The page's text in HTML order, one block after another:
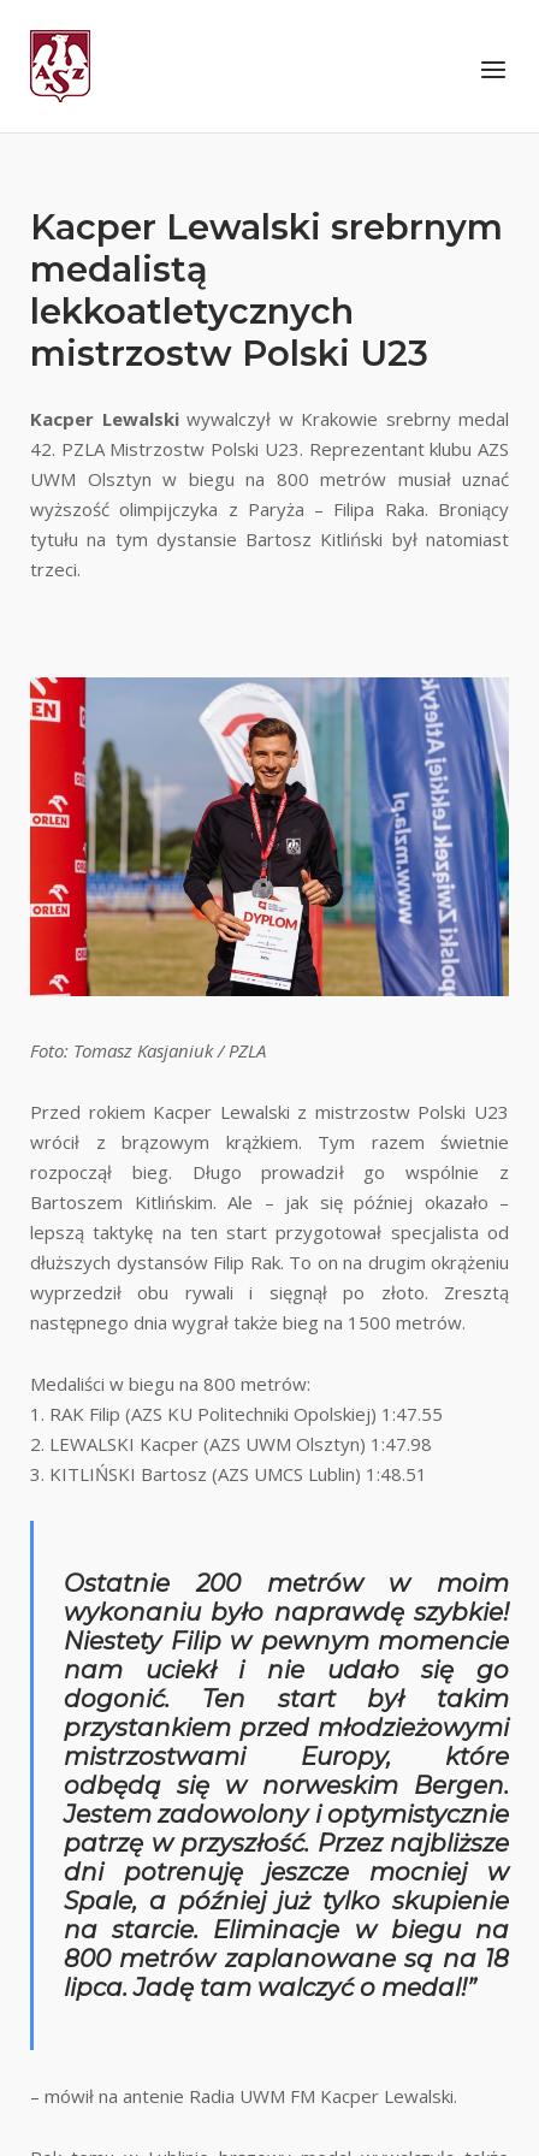
content
Home
Menu
Kacper Lewalski srebrnym
medalistą
lekkoatletycznych
mistrzostw Polski U23
Kacper Lewalskiwywalczył w Krakowie srebrny medal
42. PZLA Mistrzostw Polski U23. Reprezentant klubu AZS
UWM Olsztyn w biegu na 800 metrów musiał uznać
wyższość olimpijczyka z Paryża – Filipa Raka. Broniący
tytułu na tym dystansie Bartosz Kitliński był natomiast
trzeci.
Foto: Tomasz Kasjaniuk / PZLA
Przed rokiem Kacper Lewalski z mistrzostw Polski U23
wrócił z brązowym krążkiem. Tym razem świetnie
rozpoczął bieg. Długo prowadził go wspólnie z
Bartoszem Kitlińskim. Ale – jak się później okazało –
lepszą taktykę na ten start przygotował specjalista od
dłuższych dystansów Filip Rak. To on na drugim okrążeniu
wyprzedził obu rywali i sięgnął po złoto. Zresztą
następnego dnia wygrał także bieg na 1500 metrów.
Medaliści w biegu na 800 metrów:
1. RAK Filip (AZS KU Politechniki Opolskiej) 1:47.55
2. LEWALSKI Kacper (AZS UWM Olsztyn) 1:47.98
3. KITLIŃSKI Bartosz (AZS UMCS Lublin) 1:48.51
Ostatnie 200 metrów w moim
wykonaniu było naprawdę szybkie!
Niestety Filip w pewnym momencie
nam uciekł i nie udało się go
dogonić. Ten start był takim
przystankiem przed młodzieżowymi
mistrzostwami Europy, które
odbędą się w norweskim Bergen.
Jestem zadowolony i optymistycznie
patrzę w przyszłość. Przez najbliższe
dni potrenuję jeszcze mocniej w
Spale, a później już tylko skupienie
na starcie. Eliminacje w biegu na
800 metrów zaplanowane są na 18
lipca. Jadę tam walczyć o medal!”
– mówił na antenie Radia UWM FM Kacper Lewalski.